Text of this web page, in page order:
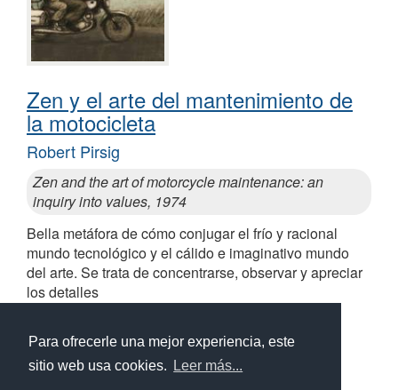
Para ofrecerle una mejor experiencia, este
sitio web usa cookies.
Leer más...
Zen y el arte del mantenimiento de
la motocicleta
Robert Pirsig
Zen and the art of motorcycle maintenance: an
inquiry into values, 1974
Bella metáfora de cómo conjugar el frío y racional
mundo tecnológico y el cálido e imaginativo mundo
del arte. Se trata de concentrarse, observar y apreciar
los detalles
motocicleta